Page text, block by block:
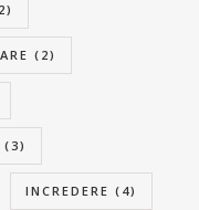
(2)
(3)
INCREDERE (4)